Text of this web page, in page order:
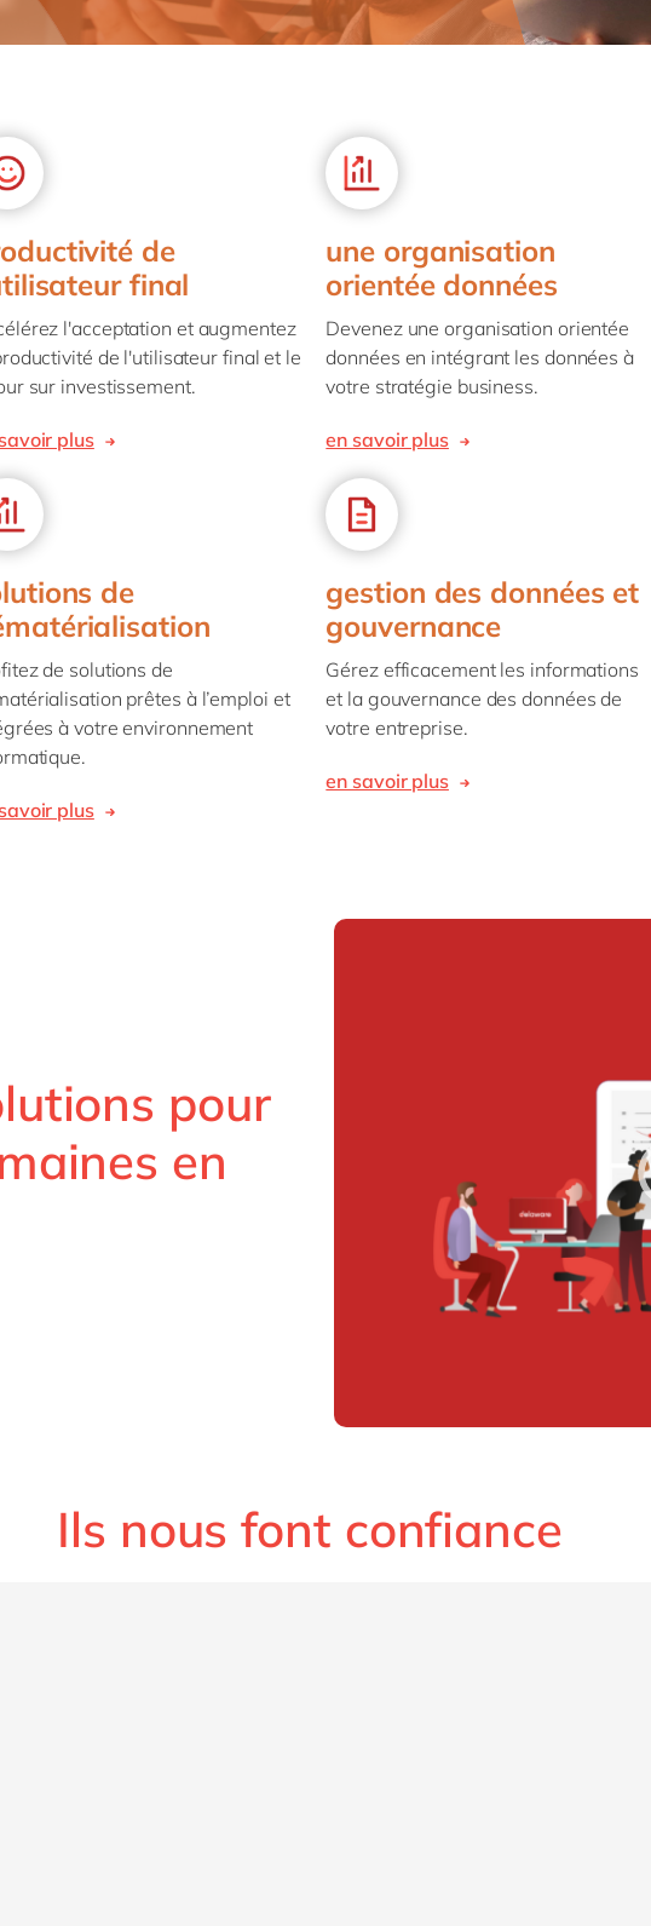
Innovation
Support & maintenance
RPA
SAP IBP
S/4HANA Cloud
Signavio
toutes nos solutions
SAP on Azure
Science de la vie
de
final
l'acceptation et augmentez
de l'utilisateur final et le
sur investissement.
plus
une organisation
orientée données
Devenez une organisation orientée
données en intégrant les données à
votre stratégie business.
en savoir plus
de
de solutions de
prêtes à l’emploi et
à votre environnement
plus
gestion des données et
gouvernance
Gérez efficacement les informations
et la gouvernance des données de
votre entreprise.
en savoir plus
pour
en
Ils nous font confiance